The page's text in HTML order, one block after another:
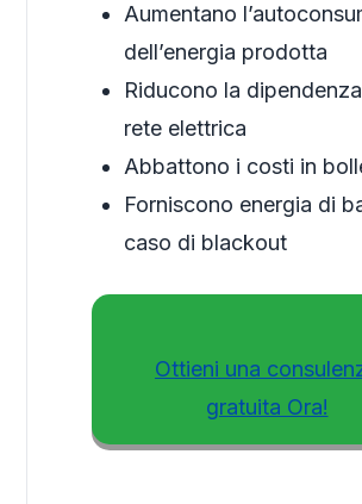
Aumentano
dell’energia prodotta
Riducono la
rete elettrica
Abbattono i costi in
Forniscono energia di
caso di blackout
Ottieni una
gratuita Ora!